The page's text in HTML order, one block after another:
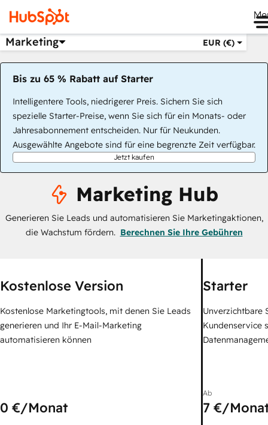
Marketing EUR (€)
Bis zu 65 % Rabatt auf Starter
Intelligentere Tools, niedrigerer Preis. Sichern Sie sich
spezielle Starter-Preise, wenn Sie sich für ein Monats- oder
Jahresabonnement entscheiden. Nur für Neukunden.
Ausgewählte Angebote sind für eine begrenzte Zeit verfügbar.
Jetzt kaufen
Marketing Hub
Generieren Sie Leads und automatisieren Sie Marketingaktionen,
die Wachstum fördern. Berechnen Sie Ihre Gebühren
Kostenlose Version
Kostenlose Marketingtools, mit denen Sie Leads
generieren und Ihr E-Mail-Marketing
automatisieren können
0 €/Monat
Starter
Unverzichtbare
Kundenservice
Ab
7 €/